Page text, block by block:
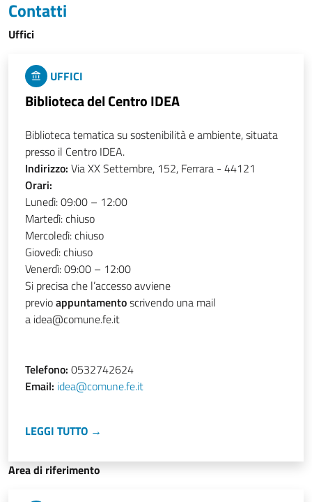
Contatti
Uffici
UFFICI
Biblioteca del Centro IDEA
Biblioteca tematica su sostenibilità e ambiente, situata
presso il Centro IDEA.
Indirizzo: Via XX Settembre, 152, Ferrara - 44121
Orari:
Lunedì: 09:00 – 12:00
Martedì: chiuso
Mercoledì: chiuso
Giovedì: chiuso
Venerdì: 09:00 – 12:00
Si precisa che l’accesso avviene
previoappuntamentoscrivendo una mail
a idea@comune.fe.it
Telefono: 0532742624
Email: idea@comune.fe.it
LEGGI TUTTO →
Area di riferimento